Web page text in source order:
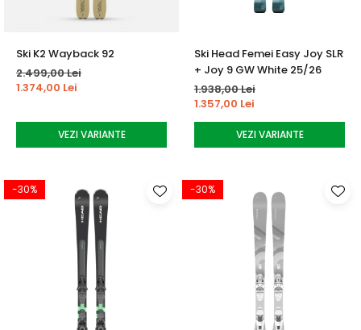
Ski K2 Wayback 92
2.499,00 Lei
1.374,00 Lei
VEZI VARIANTE
Ski Head Femei Easy Joy SLR
+ Joy 9 GW White 25/26
1.938,00 Lei
1.357,00 Lei
VEZI VARIANTE
-30% -30%